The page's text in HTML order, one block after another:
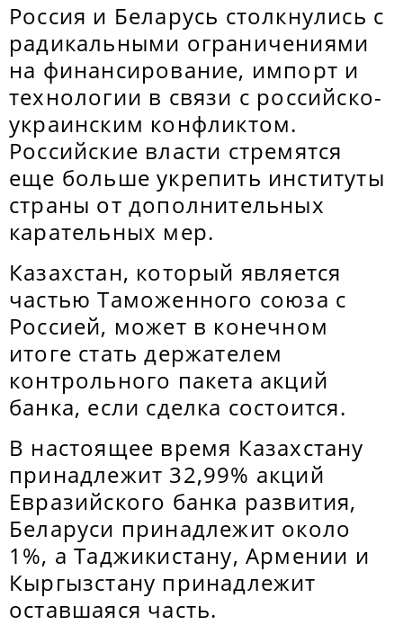
Россия и Беларусь столкнулись с
радикальными ограничениями
на финансирование, импорт и
технологии в связи с российско-
украинским конфликтом.
Российские власти стремятся
еще больше укрепить институты
страны от дополнительных
карательных мер.
Казахстан, который является
частью Таможенного союза с
Россией, может в конечном
итоге стать держателем
контрольного пакета акций
банка, если сделка состоится.
В настоящее время Казахстану
принадлежит 32,99% акций
Евразийского банка развития,
Беларуси принадлежит около
1%, а Таджикистану, Армении и
Кыргызстану принадлежит
оставшаяся часть.